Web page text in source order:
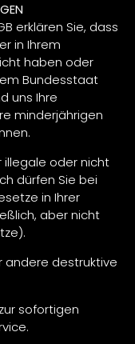
erklären Sie, dass
in Ihrem
haben oder
Bundesstaat
uns Ihre
minderjährigen
illegale oder nicht
dürfen Sie bei
in Ihrer
aber nicht
andere destruktive
sofortigen